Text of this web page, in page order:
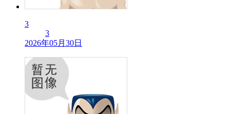
3
3
2026年05月30日